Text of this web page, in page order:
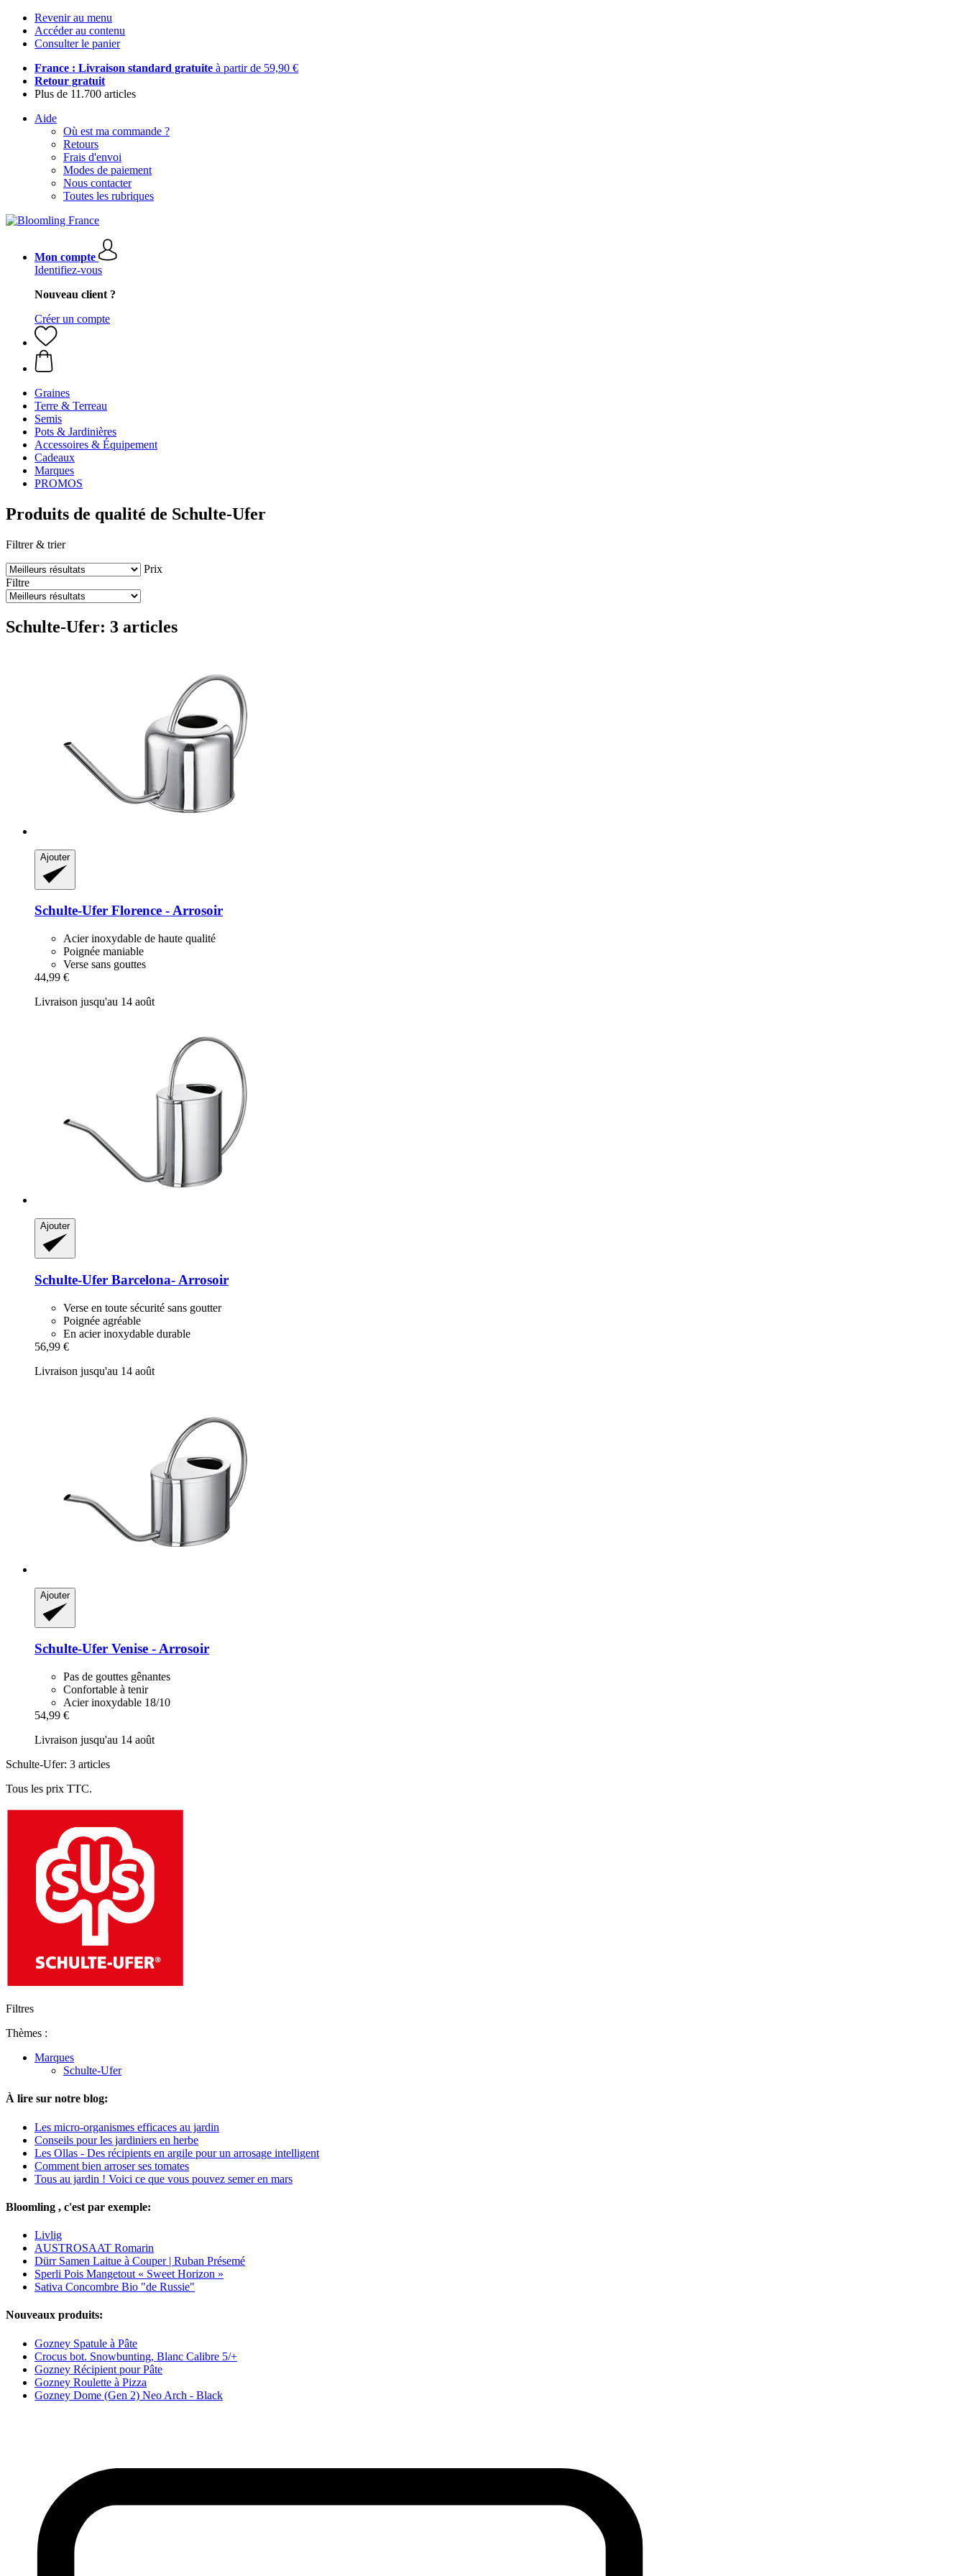
Revenir au menu
Accéder au contenu
Consulter le panier
France : Livraison standard gratuite à partir de 59,90 €
Retour gratuit
Plus de 11.700 articles
Aide
Où est ma commande ?
Retours
Frais d'envoi
Modes de paiement
Nous contacter
Toutes les rubriques
Mon compte
Identifiez-vous
Nouveau client ?
Créer un compte
Graines
Terre & Terreau
Semis
Pots & Jardinières
Accessoires & Équipement
Cadeaux
Marques
PROMOS
Produits de qualité de Schulte-Ufer
Filtrer & trier
Prix
Filtre
Schulte-Ufer: 3 articles
Ajouter
Schulte-Ufer Florence -​ Arrosoir
Acier inoxydable de haute qualité
Poignée maniable
Verse sans gouttes
44,99 €
Livraison jusqu'au 14 août
Ajouter
Schulte-Ufer Barcelona-​ Arrosoir
Verse en toute sécurité sans goutter
Poignée agréable
En acier inoxydable durable
56,99 €
Livraison jusqu'au 14 août
Ajouter
Schulte-Ufer Venise -​ Arrosoir
Pas de gouttes gênantes
Confortable à tenir
Acier inoxydable 18/10
54,99 €
Livraison jusqu'au 14 août
Schulte-Ufer: 3 articles
Tous les prix TTC.
Filtres
Thèmes :
Marques
Schulte-Ufer
À lire sur notre blog:
Les micro-organismes efficaces au jardin
Conseils pour les jardiniers en herbe
Les Ollas - Des récipients en argile pour un arrosage intelligent
Comment bien arroser ses tomates
Tous au jardin ! Voici ce que vous pouvez semer en mars
Bloomling , c'est par exemple:
Livlig
AUSTROSAAT Romarin
Dürr Samen Laitue à Couper | Ruban Présemé
Sperli Pois Mangetout « Sweet Horizon »
Sativa Concombre Bio "de Russie"
Nouveaux produits:
Gozney Spatule à Pâte
Crocus bot. Snowbunting, Blanc Calibre 5/+
Gozney Récipient pour Pâte
Gozney Roulette à Pizza
Gozney Dome (Gen 2) Neo Arch - Black